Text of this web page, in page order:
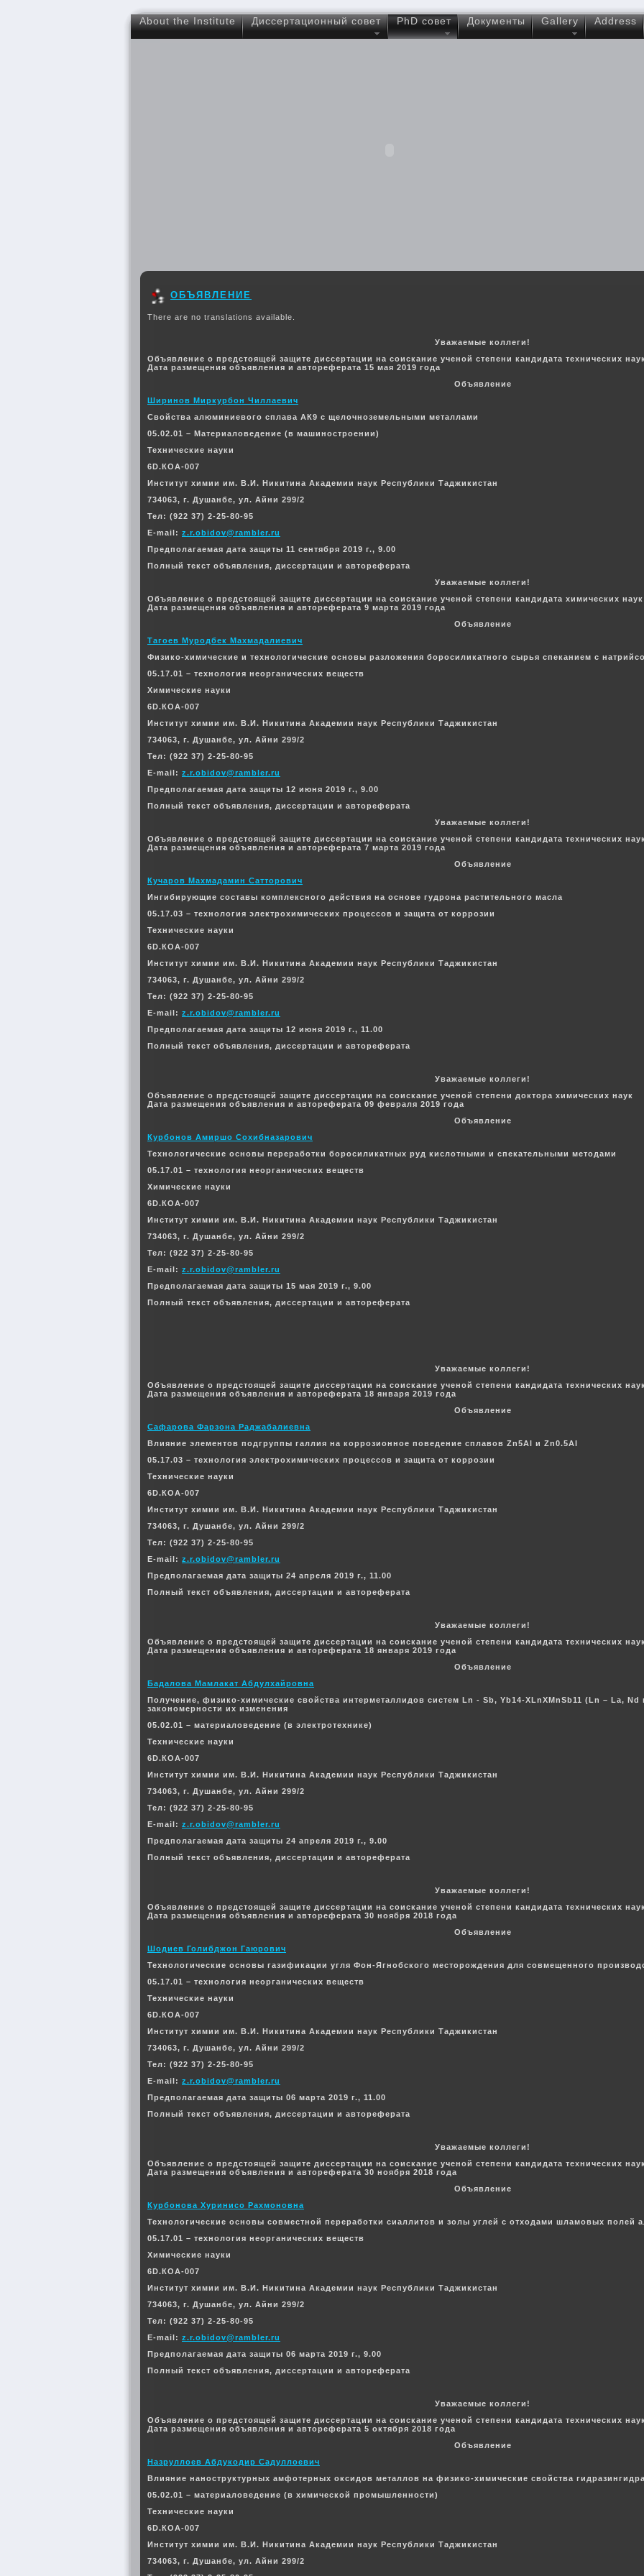
About the Institute Диссертационный совет PhD совет Документы Gallery Address
ОБЪЯВЛЕНИЕ
There are no translations available.
Уважаемые коллеги!
Объявление о предстоящей защите диссертации на соискание ученой степени кандидата технических
Дата размещения объявления и автореферата 15 мая 2019 года
Объявление
Ширинов Миркурбон Чиллаевич
Свойства алюминиевого сплава АК9 с щелочноземельными металлами
05.02.01 – Материаловедение (в машиностроении)
Технические науки
6D.КОА-007
Институт химии им. В.И. Никитина Академии наук Республики Таджикистан
734063, г. Душанбе, ул. Айни 299/2
Тел: (922 37) 2-25-80-95
E-mail: z.r.obidov@rambler.ru
Предполагаемая дата защиты 11 сентября 2019 г., 9.00
Полный текст объявления, диссертации и автореферата
Уважаемые коллеги!
Объявление о предстоящей защите диссертации на соискание ученой степени кандидата химических
Дата размещения объявления и автореферата 9 марта 2019 года
Объявление
Тагоев Муродбек Махмадалиевич
Физико-химические и технологические основы разложения боросиликатного сырья спеканием с
05.17.01 – технология неорганических веществ
Химические науки
6D.КОА-007
Институт химии им. В.И. Никитина Академии наук Республики Таджикистан
734063, г. Душанбе, ул. Айни 299/2
Тел: (922 37) 2-25-80-95
E-mail: z.r.obidov@rambler.ru
Предполагаемая дата защиты 12 июня 2019 г., 9.00
Полный текст объявления, диссертации и автореферата
Уважаемые коллеги!
Объявление о предстоящей защите диссертации на соискание ученой степени кандидата технических
Дата размещения объявления и автореферата 7 марта 2019 года
Объявление
Кучаров Махмадамин Сатторович
Ингибирующие составы комплексного действия на основе гудрона растительного масла
05.17.03 – технология электрохимических процессов и защита от коррозии
Технические науки
6D.КОА-007
Институт химии им. В.И. Никитина Академии наук Республики Таджикистан
734063, г. Душанбе, ул. Айни 299/2
Тел: (922 37) 2-25-80-95
E-mail: z.r.obidov@rambler.ru
Предполагаемая дата защиты 12 июня 2019 г., 11.00
Полный текст объявления, диссертации и автореферата
Уважаемые коллеги!
Объявление о предстоящей защите диссертации на соискание ученой степени доктора химических наук
Дата размещения объявления и автореферата 09 февраля 2019 года
Объявление
Курбонов Амиршо Сохибназарович
Технологические основы переработки боросиликатных руд кислотными и спекательными методами
05.17.01 – технология неорганических веществ
Химические науки
6D.КОА-007
Институт химии им. В.И. Никитина Академии наук Республики Таджикистан
734063, г. Душанбе, ул. Айни 299/2
Тел: (922 37) 2-25-80-95
E-mail: z.r.obidov@rambler.ru
Предполагаемая дата защиты 15 мая 2019 г., 9.00
Полный текст объявления, диссертации и автореферата
Уважаемые коллеги!
Объявление о предстоящей защите диссертации на соискание ученой степени кандидата технических
Дата размещения объявления и автореферата 18 января 2019 года
Объявление
Сафарова Фарзона Раджабалиевна
Влияние элементов подгруппы галлия на коррозионное поведение сплавов Zn5Al и Zn0.5Al
05.17.03 – технология электрохимических процессов и защита от коррозии
Технические науки
6D.КОА-007
Институт химии им. В.И. Никитина Академии наук Республики Таджикистан
734063, г. Душанбе, ул. Айни 299/2
Тел: (922 37) 2-25-80-95
E-mail: z.r.obidov@rambler.ru
Предполагаемая дата защиты 24 апреля 2019 г., 11.00
Полный текст объявления, диссертации и автореферата
Уважаемые коллеги!
Объявление о предстоящей защите диссертации на соискание ученой степени кандидата технических
Дата размещения объявления и автореферата 18 января 2019 года
Объявление
Бадалова Мамлакат Абдулхайровна
Получение, физико-химические свойства интерметаллидов систем Ln - Sb, Yb14-ХLnХМnSb11 (Ln – La,
закономерности их изменения
05.02.01 – материаловедение (в электротехнике)
Технические науки
6D.КОА-007
Институт химии им. В.И. Никитина Академии наук Республики Таджикистан
734063, г. Душанбе, ул. Айни 299/2
Тел: (922 37) 2-25-80-95
E-mail: z.r.obidov@rambler.ru
Предполагаемая дата защиты 24 апреля 2019 г., 9.00
Полный текст объявления, диссертации и автореферата
Уважаемые коллеги!
Объявление о предстоящей защите диссертации на соискание ученой степени кандидата технических
Дата размещения объявления и автореферата 30 ноября 2018 года
Объявление
Шодиев Голибджон Гаюрович
Технологические основы газификации угля Фон-Ягнобского месторождения для совмещенного
05.17.01 – технология неорганических веществ
Технические науки
6D.КОА-007
Институт химии им. В.И. Никитина Академии наук Республики Таджикистан
734063, г. Душанбе, ул. Айни 299/2
Тел: (922 37) 2-25-80-95
E-mail: z.r.obidov@rambler.ru
Предполагаемая дата защиты 06 марта 2019 г., 11.00
Полный текст объявления, диссертации и автореферата
Уважаемые коллеги!
Объявление о предстоящей защите диссертации на соискание ученой степени кандидата технических
Дата размещения объявления и автореферата 30 ноября 2018 года
Объявление
Курбонова Хуринисо Рахмоновна
Технологические основы совместной переработки сиаллитов и золы углей с отходами шламовых полей
05.17.01 – технология неорганических веществ
Химические науки
6D.КОА-007
Институт химии им. В.И. Никитина Академии наук Республики Таджикистан
734063, г. Душанбе, ул. Айни 299/2
Тел: (922 37) 2-25-80-95
E-mail: z.r.obidov@rambler.ru
Предполагаемая дата защиты 06 марта 2019 г., 9.00
Полный текст объявления, диссертации и автореферата
Уважаемые коллеги!
Объявление о предстоящей защите диссертации на соискание ученой степени кандидата технических
Дата размещения объявления и автореферата 5 октября 2018 года
Объявление
Назруллоев Абдукодир Садуллоевич
Влияние наноструктурных амфотерных оксидов металлов на физико-химические свойства
05.02.01 – материаловедение (в химической промышленности)
Технические науки
6D.КОА-007
Институт химии им. В.И. Никитина Академии наук Республики Таджикистан
734063, г. Душанбе, ул. Айни 299/2